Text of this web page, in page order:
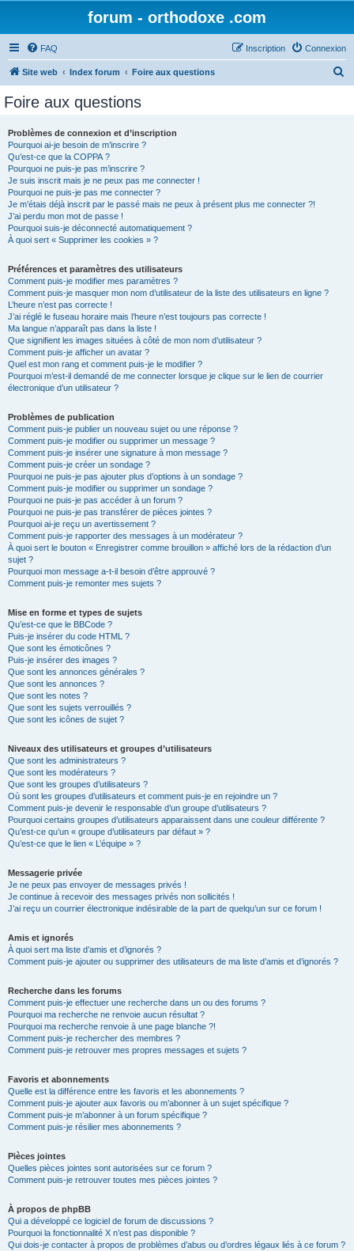
forum - orthodoxe .com
FAQ Connexion
Inscription
Site web Index forum Foire aux questions
Foire aux questions
Problèmes de connexion et d’inscription
Pourquoi ai-je besoin de m’inscrire ?
Qu’est-ce que la COPPA ?
Pourquoi ne puis-je pas m’inscrire ?
Je suis inscrit mais je ne peux pas me connecter !
Pourquoi ne puis-je pas me connecter ?
Je m’étais déjà inscrit par le passé mais ne peux à présent plus me connecter ?!
J’ai perdu mon mot de passe !
Pourquoi suis-je déconnecté automatiquement ?
À quoi sert « Supprimer les cookies » ?
Préférences et paramètres des utilisateurs
Comment puis-je modifier mes paramètres ?
Comment puis-je masquer mon nom d’utilisateur de la liste des utilisateurs en ligne ?
L’heure n’est pas correcte !
J’ai réglé le fuseau horaire mais l’heure n’est toujours pas correcte !
Ma langue n’apparaît pas dans la liste !
Que signifient les images situées à côté de mon nom d’utilisateur ?
Comment puis-je afficher un avatar ?
Quel est mon rang et comment puis-je le modifier ?
Pourquoi m’est-il demandé de me connecter lorsque je clique sur le lien de courrier
électronique d’un utilisateur ?
Problèmes de publication
Comment puis-je publier un nouveau sujet ou une réponse ?
Comment puis-je modifier ou supprimer un message ?
Comment puis-je insérer une signature à mon message ?
Comment puis-je créer un sondage ?
Pourquoi ne puis-je pas ajouter plus d’options à un sondage ?
Comment puis-je modifier ou supprimer un sondage ?
Pourquoi ne puis-je pas accéder à un forum ?
Pourquoi ne puis-je pas transférer de pièces jointes ?
Pourquoi ai-je reçu un avertissement ?
Comment puis-je rapporter des messages à un modérateur ?
À quoi sert le bouton « Enregistrer comme brouillon » affiché lors de la rédaction d’un
sujet ?
Pourquoi mon message a-t-il besoin d’être approuvé ?
Comment puis-je remonter mes sujets ?
Mise en forme et types de sujets
Qu’est-ce que le BBCode ?
Puis-je insérer du code HTML ?
Que sont les émoticônes ?
Puis-je insérer des images ?
Que sont les annonces générales ?
Que sont les annonces ?
Que sont les notes ?
Que sont les sujets verrouillés ?
Que sont les icônes de sujet ?
Niveaux des utilisateurs et groupes d’utilisateurs
Que sont les administrateurs ?
Que sont les modérateurs ?
Que sont les groupes d’utilisateurs ?
Où sont les groupes d’utilisateurs et comment puis-je en rejoindre un ?
Comment puis-je devenir le responsable d’un groupe d’utilisateurs ?
Pourquoi certains groupes d’utilisateurs apparaissent dans une couleur différente ?
Qu’est-ce qu’un « groupe d’utilisateurs par défaut » ?
Qu’est-ce que le lien « L’équipe » ?
Messagerie privée
Je ne peux pas envoyer de messages privés !
Je continue à recevoir des messages privés non sollicités !
J’ai reçu un courrier électronique indésirable de la part de quelqu’un sur ce forum !
Amis et ignorés
À quoi sert ma liste d’amis et d’ignorés ?
Comment puis-je ajouter ou supprimer des utilisateurs de ma liste d’amis et d’ignorés ?
Recherche dans les forums
Comment puis-je effectuer une recherche dans un ou des forums ?
Pourquoi ma recherche ne renvoie aucun résultat ?
Pourquoi ma recherche renvoie à une page blanche ?!
Comment puis-je rechercher des membres ?
Comment puis-je retrouver mes propres messages et sujets ?
Favoris et abonnements
Quelle est la différence entre les favoris et les abonnements ?
Comment puis-je ajouter aux favoris ou m’abonner à un sujet spécifique ?
Comment puis-je m’abonner à un forum spécifique ?
Comment puis-je résilier mes abonnements ?
Pièces jointes
Quelles pièces jointes sont autorisées sur ce forum ?
Comment puis-je retrouver toutes mes pièces jointes ?
À propos de phpBB
Qui a développé ce logiciel de forum de discussions ?
Pourquoi la fonctionnalité X n’est pas disponible ?
Qui dois-je contacter à propos de problèmes d’abus ou d’ordres légaux liés à ce forum ?